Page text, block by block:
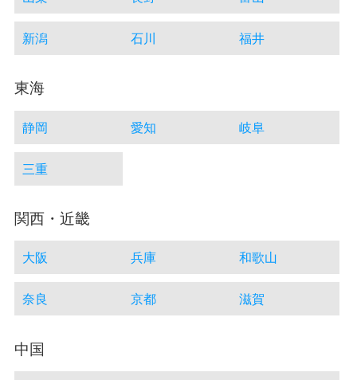
新潟 石川 福井
東海
静岡 愛知 岐阜
三重
関西・近畿
大阪 兵庫 和歌山
奈良 京都 滋賀
中国